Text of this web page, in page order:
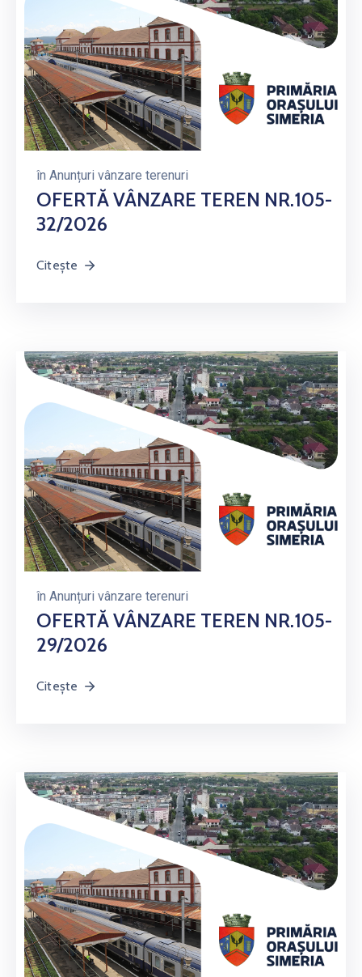
în Anunțuri vânzare terenuri
OFERTĂ VÂNZARE TEREN NR.105-
32/2026
Citește
în Anunțuri vânzare terenuri
OFERTĂ VÂNZARE TEREN NR.105-
29/2026
Citește